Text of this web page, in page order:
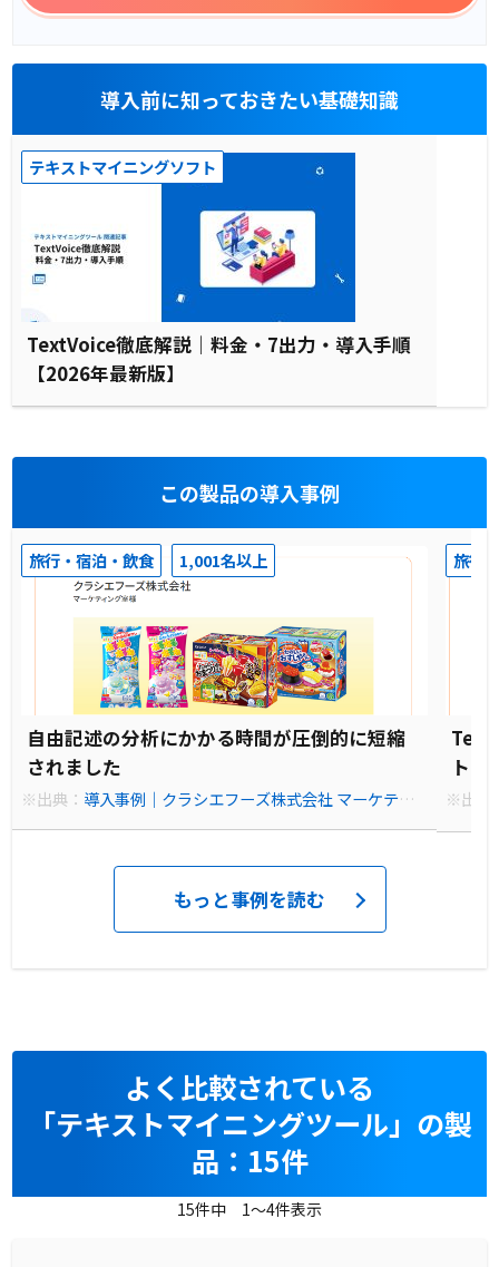
導入前に知っておきたい基礎知識
テキストマイニングソフト
TextVoice徹底解説｜料金・7出力・導入手順
【2026年最新版】
この製品の導入事例
旅行・宿泊・飲食 1,001名以上
自由記述の分析にかかる時間が圧倒的に短縮
されました
※出典： 導入事例｜クラシエフーズ株式会社 マーケティ
旅行
ト
総括
※出典
もっと事例を読む
よく比較されている
「テキストマイニングツール」の製
品：15件
15件中 1～4件表示